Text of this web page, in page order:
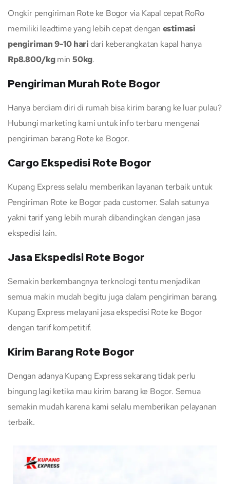
Ongkir pengiriman Rote ke Bogor via Kapal cepat RoRo
memiliki leadtime yang lebih cepat dengan estimasi
pengiriman 9-10 hari dari keberangkatan kapal hanya
Rp8.800/kgmin50kg.
Pengiriman Murah Rote Bogor
Hanya berdiam diri di rumah bisa kirim barang ke luar pulau?
Hubungi marketing kami untuk info terbaru mengenai
pengiriman barang Rote ke Bogor.
Cargo Ekspedisi Rote Bogor
Kupang Express selalu memberikan layanan terbaik untuk
Pengiriman Rote ke Bogor pada customer. Salah satunya
yakni tarif yang lebih murah dibandingkan dengan jasa
ekspedisi lain.
Jasa Ekspedisi Rote Bogor
Semakin berkembangnya terknologi tentu menjadikan
semua makin mudah begitu juga dalam pengiriman barang.
Kupang Express melayani jasa ekspedisi Rote ke Bogor
dengan tarif kompetitif.
Kirim Barang Rote Bogor
Dengan adanya Kupang Express sekarang tidak perlu
bingung lagi ketika mau kirim barang ke Bogor. Semua
semakin mudah karena kami selalu memberikan pelayanan
terbaik.